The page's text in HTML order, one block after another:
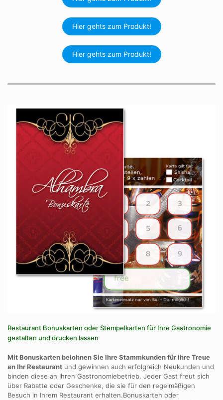
Hier gehts zum Produkt!
Hier gehts zum Produkt!
Restaurant Bonuskarten oder Stempelkarten für Ihre Gastronomie
gestalten und drucken lassen
Mit Bonuskarten belohnen Sie Ihre Stammkunden für Ihre Treue
an Ihr Restaurant und gewinnen auch erfolgreich Neukunden und
binden diese an Ihren Gastronomiebetrieb. Jeder Gast freut sich
über Rabatte oder Geschenke, die sie für den regelmäßigen
Besuch in Ihrem Restaurant erhalten.Bonuskarten oder